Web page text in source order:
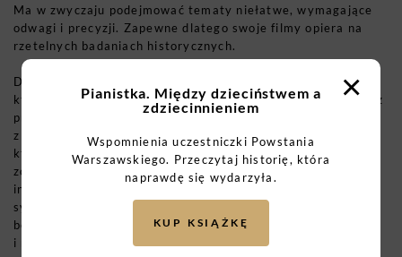
Ma w zwyczaju podejmować tematy niełatwe, wymagające
odwagi i precyzji. Zapewne dlatego swoje filmy opiera na
rzetelnych badaniach historycznych.
Do historii polskiego kina przejdzie film „ Raport Pileckiego”
który swoją premierę miał we wrześniu 2023 r. Łukaszewicz
przedstawia w nim rotmistrza Witolda Pileckiego – jednego
z największych bohaterów polskiego ruchu oporu. Pilecki,
który na własne życzenie trafił do Auschwitz, aby
zorganizować tam ruch oporu i przekazywać światu
informacje o zbrodniach nazistów, jest postacią niezwykle
symboliczną. Film skupia się na wewnętrznych przeżyciach
bohatera, ukazuje jego wahania, wątpliwości, ale
i nieustępliwość w dążeniu do prawdy.
×
Pianistka. Między dzieciństwem a
zdziecinnieniem
Wspomnienia uczestniczki Powstania
Warszawskiego. Przeczytaj historię, która
naprawdę się wydarzyła.
KUP KSIĄŻKĘ